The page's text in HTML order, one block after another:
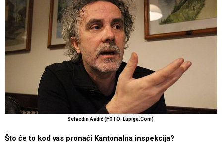
Selvedin Avdić (FOTO: Lupiga.Com)
Što će to kod vas pronaći Kantonalna inspekcija?